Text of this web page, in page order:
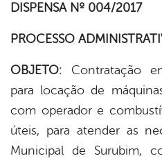
DISPENSA Nº 004/2017
PROCESSO
OBJETO: Contratação
para locação de
com operador e
úteis, para atender as
Municipal de Surubim,